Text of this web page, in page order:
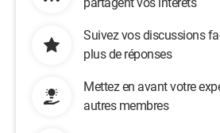
Suivez vos discussions
plus de réponses
Mettez en avant votre
autres membres